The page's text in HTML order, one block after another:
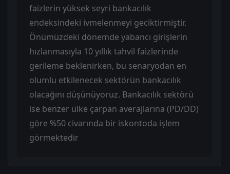
faizlerin yüksek seyri bankacılık
endeksindeki ivmelenmeyi geciktirmiştir.
Önümüzdeki dönemde yabancı girişlerin
hızlanmasıyla 10 yıllık tahvil faizlerinde
gerileme beklenirken, bu senaryodan en
olumlu etkilenecek sektörün bankacılık
olacağını düşünüyoruz. Bankacılık sektörü
ise benzer ülke çarpan averajlarına (PD/DD)
göre %50 civarında bir iskontoda işlem
görmektedir